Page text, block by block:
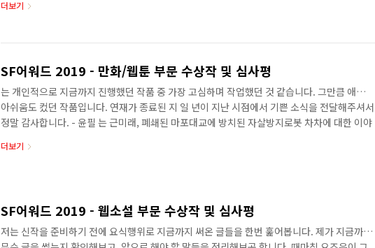
그램 된 대로 명령을 따르는 기계일 뿐인가? 인공 지능이 바라보는 세상은 우리의 시선과 많이
화로 재탄생하게 되었습니다. 《이브》 심사평 중에서 코미디와 아포칼립스물을 제대로 엮어
더보기
SF어워드 2019 - 만화/웹툰 부문 수상작 및 심사평
는 개인적으로 지금까지 진행했던 작품 중 가장 고심하며 작업했던 것 같습니다. 그만큼 애착과
아쉬움도 컸던 작품입니다. 연재가 종료된 지 일 년이 지난 시점에서 기쁜 소식을 전달해주셔서
정말 감사합니다. - 윤필 는 근미래, 폐쇄된 마포대교에 방치된 자살방지로봇 차차에 대한 이야
결하고자 스스로 다리가 되려고 한 게 아닐까 짐작해봅니다. 연재하는 동안 윤필 작가님의 콘티
더보기
SF어워드 2019 - 웹소설 부문 수상작 및 심사평
저는 신작을 준비하기 전에 요식행위로 지금까지 써온 글들을 한번 훑어봅니다. 제가 지금까지